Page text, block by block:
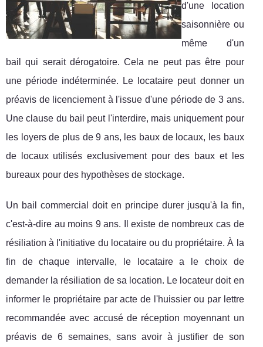
d'une location
saisonnière ou
même d'un
bail qui serait dérogatoire. Cela ne peut pas être pour
une période indéterminée. Le locataire peut donner un
préavis de licenciement à l'issue d'une période de 3 ans.
Une clause du bail peut l'interdire, mais uniquement pour
les loyers de plus de 9 ans, les baux de locaux, les baux
de locaux utilisés exclusivement pour des baux et les
bureaux pour des hypothèses de stockage.
Un bail commercial doit en principe durer jusqu'à la fin,
c'est-à-dire au moins 9 ans. Il existe de nombreux cas de
résiliation à l'initiative du locataire ou du propriétaire. À la
fin de chaque intervalle, le locataire a le choix de
demander la résiliation de sa location. Le locateur doit en
informer le propriétaire par acte de l'huissier ou par lettre
recommandée avec accusé de réception moyennant un
préavis de 6 semaines, sans avoir à justifier de son